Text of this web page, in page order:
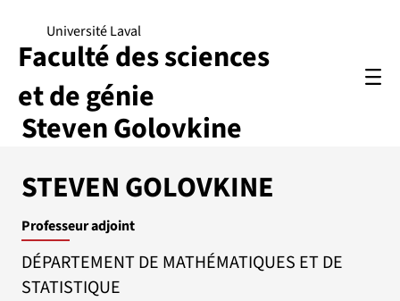
Steven Golovkine
Université Laval
Faculté des sciences
et de génie
STEVEN GOLOVKINE
Professeur adjoint
DÉPARTEMENT DE MATHÉMATIQUES ET DE
STATISTIQUE